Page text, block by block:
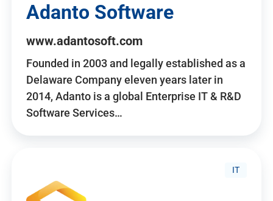
Adanto Software
www.adantosoft.com
Founded in 2003 and legally established as a
Delaware Company eleven years later in
2014, Adanto is a global Enterprise IT & R&D
Software Services…
IT